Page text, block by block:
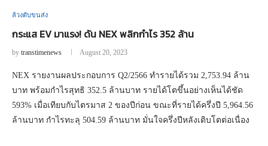
ล้วงตับขนส่ง
กระแส EV มาแรง! ดัน NEX พลิกกำไร 352 ล้าน
by transtimenews August 20, 2023
NEX รายงานผลประกอบการ Q2/2566 ทำรายได้รวม 2,753.94 ล้าน
บาท พร้อมกำไรสุทธิ 352.5 ล้านบาท รายได้โตขึ้นอย่างเห็นได้ชัด
593% เมื่อเทียบกับไตรมาส 2 ของปีก่อน ขณะที่รายได้ครึ่งปี 5,964.56
ล้านบาท กำไรทะลุ 504.59 ล้านบาท มั่นใจครึ่งปีหลังเติบโตต่อเนื่อง